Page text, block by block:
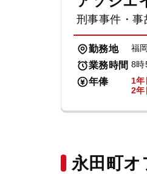
刑事事件・事
勤務地 福
業務時間 8時
年俸
1
2年
永田町オ